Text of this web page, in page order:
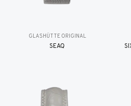
GLASHÜTTE ORIGINAL
SEAQ